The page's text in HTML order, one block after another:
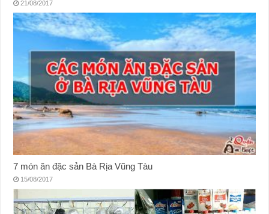
21/08/2017
7 món ăn đặc sản Bà Rịa Vũng Tàu
15/08/2017